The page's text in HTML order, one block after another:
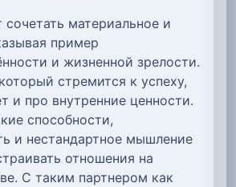
материальное и
пример
и жизненной зрелости.
стремится к успеху,
и про внутренние ценности.
способности,
и нестандартное мышление
отношения на
С таким партнером как